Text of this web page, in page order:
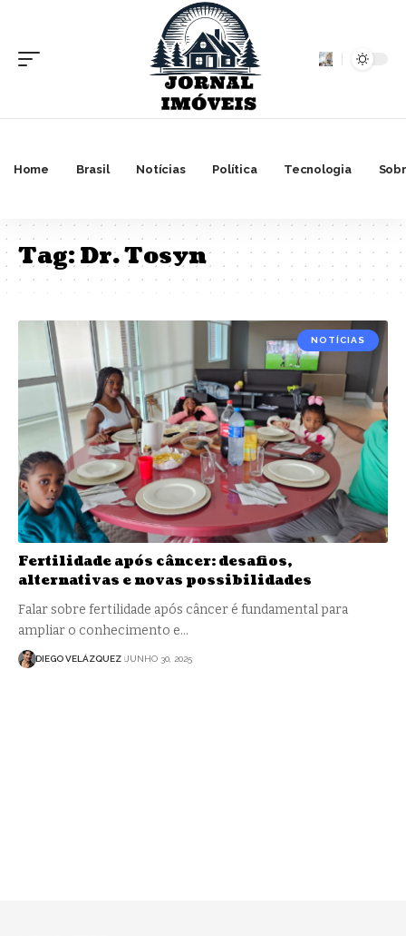
Home Brasil Notícias Política Tecnologia
Tag:Dr. Tosyn
NOTÍCIAS
Fertilidade após câncer: desafios,
alternativas e novas possibilidades
Falar sobre fertilidade após câncer é fundamental para
ampliar o conhecimento e…
DIEGO VELÁZQUEZ JUNHO 30, 2025